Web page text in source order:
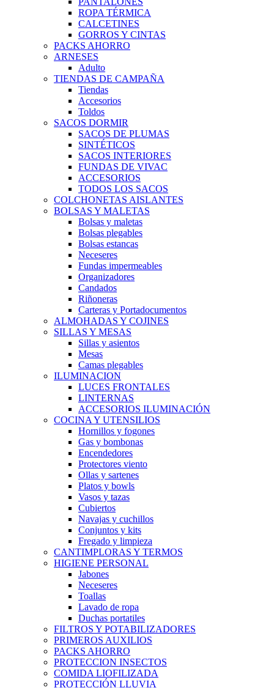
ROPA TÉRMICA
CALCETINES
GORROS Y CINTAS
PACKS AHORRO
ARNESES
Adulto
TIENDAS DE CAMPAÑA
Tiendas
Accesorios
Toldos
SACOS DORMIR
SACOS DE PLUMAS
SINTÉTICOS
SACOS INTERIORES
FUNDAS DE VIVAC
ACCESORIOS
TODOS LOS SACOS
COLCHONETAS AISLANTES
BOLSAS Y MALETAS
Bolsas y maletas
Bolsas plegables
Bolsas estancas
Neceseres
Fundas impermeables
Organizadores
Candados
Riñoneras
Carteras y Portadocumentos
ALMOHADAS Y COJINES
SILLAS Y MESAS
Sillas y asientos
Mesas
Camas plegables
ILUMINACION
LUCES FRONTALES
LINTERNAS
ACCESORIOS ILUMINACIÓN
COCINA Y UTENSILIOS
Hornillos y fogones
Gas y bombonas
Encendedores
Protectores viento
Ollas y sartenes
Platos y bowls
Vasos y tazas
Cubiertos
Navajas y cuchillos
Conjuntos y kits
Fregado y limpieza
CANTIMPLORAS Y TERMOS
HIGIENE PERSONAL
Jabones
Neceseres
Toallas
Lavado de ropa
Duchas portatiles
FILTROS Y POTABILIZADORES
PRIMEROS AUXILIOS
PACKS AHORRO
PROTECCION INSECTOS
COMIDA LIOFILIZADA
PROTECCIÓN LLUVIA